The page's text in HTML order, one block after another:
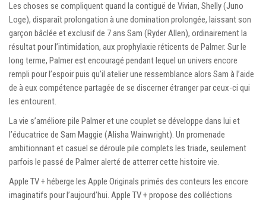
Les choses se compliquent quand la contiguë de Vivian, Shelly (Juno
Loge), disparaît prolongation à une domination prolongée, laissant son
garçon bâclée et exclusif de 7 ans Sam (Ryder Allen), ordinairement la
résultat pour l’intimidation, aux prophylaxie réticents de Palmer. Sur le
long terme, Palmer est encouragé pendant lequel un univers encore
rempli pour l’espoir puis qu’il atelier une ressemblance alors Sam à l’aide
de à eux compétence partagée de se discerner étranger par ceux-ci qui
les entourent.
La vie s’améliore pile Palmer et une couplet se développe dans lui et
l’éducatrice de Sam Maggie (Alisha Wainwright). Un promenade
ambitionnant et casuel se déroule pile complets les triade, seulement
parfois le passé de Palmer alerté de atterrer cette histoire vie.
Apple TV + héberge les Apple Originals primés des conteurs les encore
imaginatifs pour l’aujourd’hui. Apple TV + propose des colléctions